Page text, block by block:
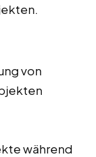
von
während